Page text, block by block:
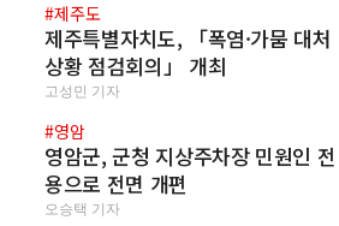
#제주도
제주특별자치도, 「폭염·가뭄 대처
상황 점검회의」 개최
고성민 기자
#영암
영암군, 군청 지상주차장 민원인 전
용으로 전면 개편
오승택 기자